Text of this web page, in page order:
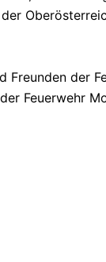
der
Feuerwehr